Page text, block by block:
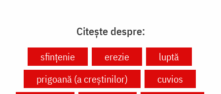
Citește despre:
sfințenie erezie
luptă
prigoană (a creștinilor)
cuvios